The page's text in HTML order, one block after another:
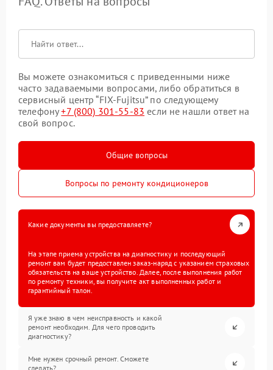
Вы можете ознакомиться с приведенными ниже
часто задаваемыми вопросами, либо обратиться в
сервисный центр “FIX-Fujitsu” по следующему
телефону+7 (800) 301-55-83 если не нашли ответ на
свой вопрос.
Общие вопросы
Вопросы по ремонту кондиционеров
Какие документы вы предоставляете?
На этапе приема устройства на диагностику и последующий
ремонт вам будет предоставлен заказ-наряд с указанием страховых
обязательств на ваше устройство. Далее, после выполнения работ
по ремонту техники, вы получите акт выполненных работ и
гарантийный талон.
Я уже знаю в чем неисправность и какой
ремонт необходим. Для чего проводить
диагностику?
Мне нужен срочный ремонт. Сможете
сделать?